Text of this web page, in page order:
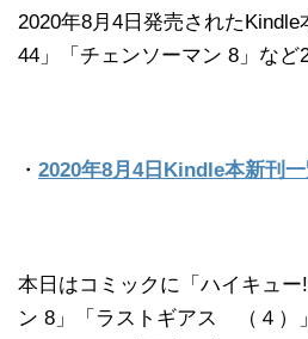
2020年8月4日発売された
44」「チェンソーマン 8」など
・ 2020年8月4日Kindle本新刊
本日はコミックに「ハイキュ
ン 8」「ラストギアス （４）